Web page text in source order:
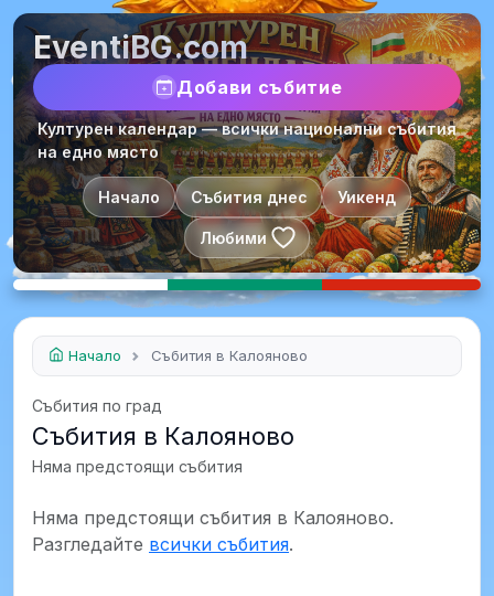
EventiBG.com
Добави събитие
Културен календар — всички национални събития
на едно място
Начало Събития днес Уикенд
Любими
Начало Събития в Калояново
Събития по град
Събития в Калояново
Няма предстоящи събития
Няма предстоящи събития в Калояново.
Разгледайте всички събития.